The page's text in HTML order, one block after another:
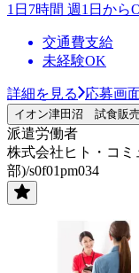
1日7時間 週1日から
交通費支給
未経験OK
詳細を見る 応募画
イオン津田沼 試食販
派遣労働者
株式会社ヒト・コ
部)/s0f01pm034